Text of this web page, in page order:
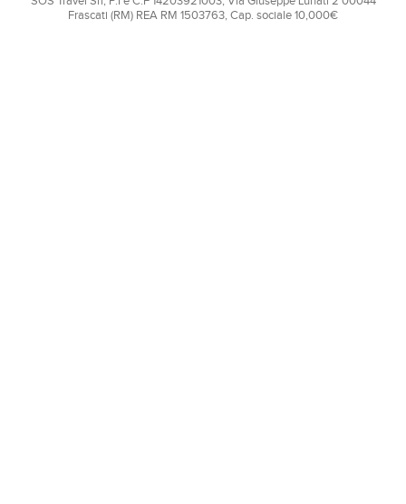
Frascati (RM) REA RM 1503763, Cap. sociale 10,000€